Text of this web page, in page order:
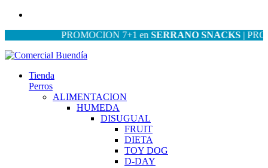
PROMOCION 7+1 enSERRANO SNACKS|
Tienda
Perros
ALIMENTACION
HUMEDA
DISUGUAL
FRUIT
DIETA
TOY DOG
D-DAY